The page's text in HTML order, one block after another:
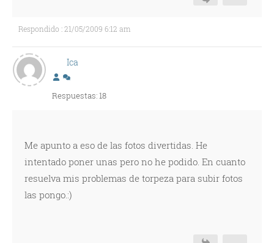
Respondido : 21/05/2009 6:12 am
Ica
Respuestas: 18
Me apunto a eso de las fotos divertidas. He
intentado poner unas pero no he podido. En cuanto
resuelva mis problemas de torpeza para subir fotos
las pongo.:)